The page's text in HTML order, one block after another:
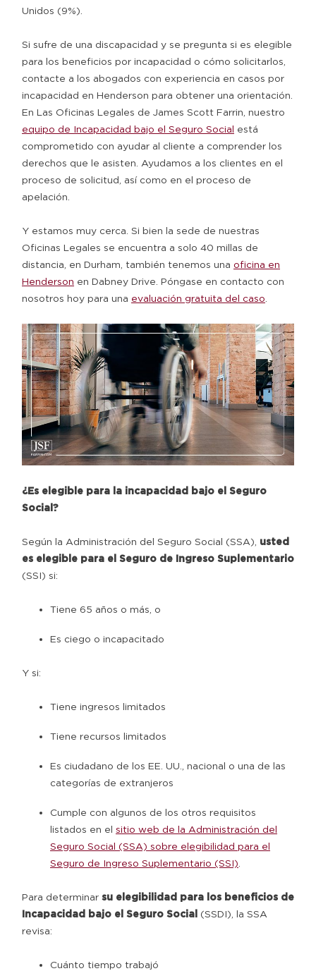
Unidos (9%).
Si sufre de una discapacidad y se pregunta si es elegible
para los beneficios por incapacidad o cómo solicitarlos,
contacte a los abogados con experiencia en casos por
incapacidad en Henderson para obtener una orientación.
En Las Oficinas Legales de James Scott Farrin, nuestro
equipo de Incapacidad bajo el Seguro Social está
comprometido con ayudar al cliente a comprender los
derechos que le asisten. Ayudamos a los clientes en el
proceso de solicitud, así como en el proceso de
apelación.
Y estamos muy cerca. Si bien la sede de nuestras
Oficinas Legales se encuentra a solo 40 millas de
distancia, en Durham, también tenemos una oficina en
Henderson en Dabney Drive. Póngase en contacto con
nosotros hoy para una evaluación gratuita del caso
¿Es elegible para la incapacidad bajo el Seguro
Social?
Según la Administración del Seguro Social (SSA), usted
es elegible para el Seguro de Ingreso Suplementario
(SSI) si:
Tiene 65 años o más, o
Es ciego o incapacitado
Y si:
Tiene ingresos limitados
Tiene recursos limitados
Es ciudadano de los EE. UU., nacional o una de las
categorías de extranjeros
Cumple con algunos de los otros requisitos
listados en el sitio web de la Administración del
Seguro Social (SSA) sobre elegibilidad para el
Seguro de Ingreso Suplementario (SSI).
Para determinar su elegibilidad para los beneficios de
Incapacidad bajo el Seguro Social (SSDI), la SSA
revisa:
Cuánto tiempo trabajó